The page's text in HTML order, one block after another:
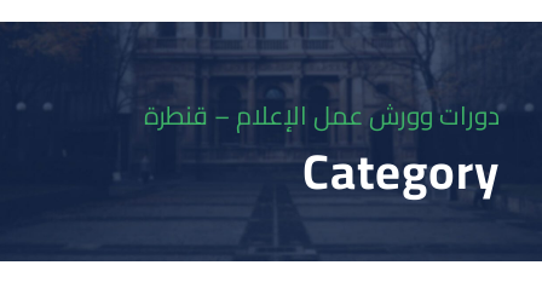
دورات وورش عمل الإعلام – قنطرة
Category